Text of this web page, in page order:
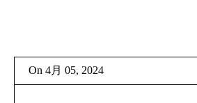
On 4月 05, 2024